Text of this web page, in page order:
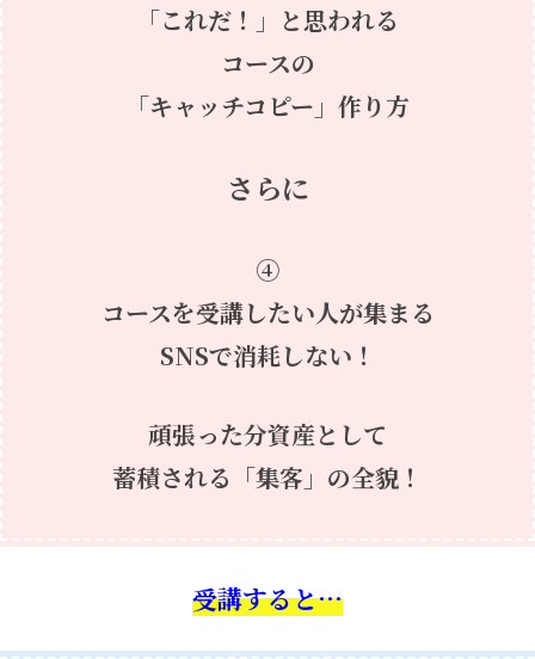
「これだ！」と思われる
コースの
「キャッチコピー」作り方
さらに
④
コースを受講したい人が集まる
SNSで消耗しない！
頑張った分資産として
蓄積される 「集客」の全貌！
受講すると…